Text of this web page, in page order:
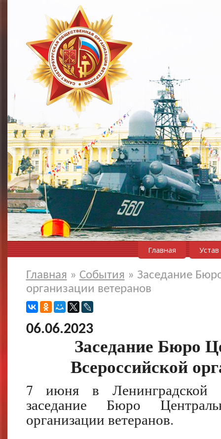
Главная Устав
Главная » События » Заседание
организации ветеранов
06.06.2023
Заседание Бюро
Всероссийской
7 июня в Ленинградской
заседание Бюро
организации ветеранов.